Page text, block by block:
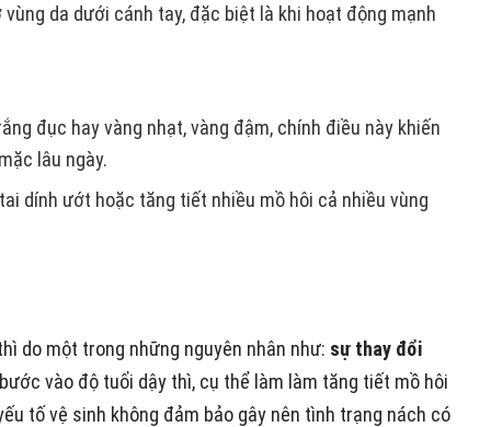
da dưới cánh tay, đặc biệt là khi hoạt động mạnh
đục hay vàng nhạt, vàng đậm, chính điều này khiến
lâu ngày.
dính ướt hoặc tăng tiết nhiều mồ hôi cả nhiều vùng
do một trong những nguyên nhân như: sự thay đổi
vào độ tuổi dậy thì, cụ thể làm làm tăng tiết mồ hôi
tố vệ sinh không đảm bảo gây nên tình trạng nách có